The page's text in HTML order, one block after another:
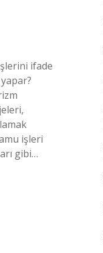
ifade
işleri
gibi…